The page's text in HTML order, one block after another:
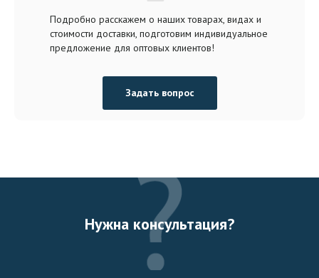
Подробно расскажем о наших товарах, видах и
стоимости доставки, подготовим индивидуальное
предложение для оптовых клиентов!
Задать вопрос
Нужна консультация?